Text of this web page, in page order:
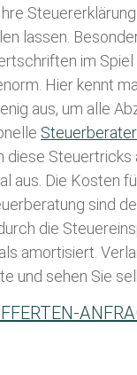
lassen .
im Spiel
Hier kennt
aus, um alle
Steuerberater
diese Steuertricks
aus. Die Kosten
sind
die
amortisiert.
und sehen Sie